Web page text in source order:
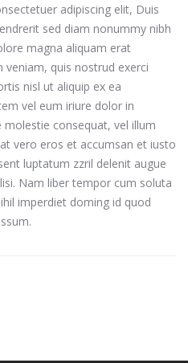
adipiscing elit, Duis
sed diam nonummy nibh
magna aliquam erat
quis nostrud exerci
nisl ut aliquip ex ea
vel eum iriure dolor in
consequat, vel illum
vero eros et accumsan et iusto
luptatum zzril delenit augue
Nam liber tempor cum soluta
imperdiet doming id quod